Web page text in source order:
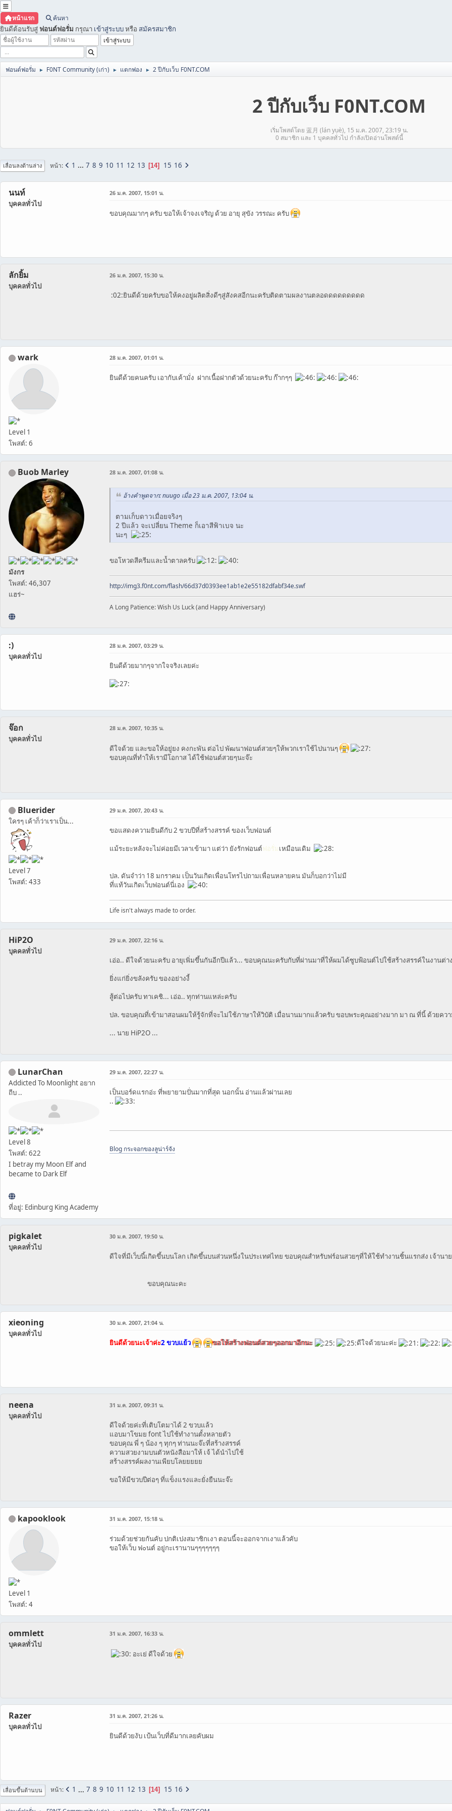
หน้าแรก ค้นหา
ยินดีต้อนรับสู่ ฟอนต์ฟอรั่ม กรุณา เข้าสู่ระบบหรือ สมัครสมาชิก
ฟอนต์ฟอรั่ม ► F0NT Community (เก่า) ► แตกฟอง ► 2 ปีกับเว็บ F0NT.COM
2 ปีกับเว็บ F0NT.COM
เริ่มโพสต์โดย 蓝月 (lán yuè), 15 ม.ค. 2007, 23:19 น.
0 สมาชิก และ 1 บุคคลทั่วไป กำลังเปิดอ่านโพสต์นี้
เลื่อนลงด้านล่าง หน้า 1 ... 7 8 9 10 11 12 13 14 15 16
นนท์
บุคคลทั่วไป
26 ม.ค. 2007, 15:01 น.
ขอบคุณมากๆ ครับ ขอให้เจ้าจงเจริญ ด้วย อายุ สุขัง วรรณะ ครับ
ลักยิ้ม
บุคคลทั่วไป
26 ม.ค. 2007, 15:30 น.
:02:ยินดีด้วยครับขอให้คงอยู่ผลิตสิ่งดีๆสู่สังคสอีกนะครับติดตามผลงานตลอดดดดดดดดด
wark
Level 1
โพสต์: 6
28 ม.ค. 2007, 01:01 น.
ยินดีด้วยคนครับ เอากับเค้ามั่ง ฝากเนื้อฝากตัวด้วยนะครับ ก๊ากๆๆ
Buob Marley
มังกร
โพสต์: 46,307
แฮร่~
28 ม.ค. 2007, 01:08 น.
อ้างคำพูดจาก: nuugo เมื่อ 23 ม.ค. 2007, 13:04 น.
ตามเก็บดาวเมื่อยจริงๆ
2 ปีแล้ว จะเปลี่ยน Theme ก็เอาสีฟ้าเบจ นะ
นะๆ
ขอโหวดสีครีมและน้ำตาลครับ
http://img3.f0nt.com/flash/66d37d0393ee1ab1e2e55182dfabf34e.swf
A Long Patience: Wish Us Luck (and Happy Anniversary)
:)
บุคคลทั่วไป
28 ม.ค. 2007, 03:29 น.
ยินดีด้วยมากๆจากใจจริงเลยค่ะ
จ๊อก
บุคคลทั่วไป
28 ม.ค. 2007, 10:35 น.
ดีใจด้วย และขอให้อยู่ยง คงกะพัน ต่อไป พัฒนาฟอนต์สวยๆให้พวกเราใช้ไปนานๆ
ขอบคุณที่ทำให้เรามีโอกาส ได้ใช้ฟอนต์สวยๆนะจ๊ะ
Bluerider
ใครๆ เค้าก็ว่าเราเป็น...
Level 7
โพสต์: 433
29 ม.ค. 2007, 20:43 น.
ขอแสดงความยินดีกับ 2 ขวบปีที่สร้างสรรค์ ของเว็บฟอนต์
แม้ระยะหลังจะไม่ค่อยมีเวลาเข้ามา แต่ว่า ยังรักฟอนต์ฟอรั่มเหมือนเดิม
ปล. ดันจำว่า 18 มกราคม เป็นวันเกิดเพื่อนโทรไปถามเพื่อนหลายคน มันก็บอกว่าไม่มี
ที่แท้วันเกิดเว็บฟอนต์นี่เอง
Life isn't always made to order.
HiP2O
บุคคลทั่วไป
29 ม.ค. 2007, 22:16 น.
เอ่อ.. ดีใจด้วยนะครับ อายุเพิ่มขึ้นกันอีกปีแล้ว... ขอบคุณนะครับกับที่ผ่านมาที่ให้ผมได้ซูบฟ้อนต์ไปใช้สร้างสรรค์ในงานต่า
ยิ่งแก่ยิ่งขลังครับ ของอย่างงี้
สู้ต่อไปครับ ทาเคชิ... เอ่อ.. ทุกท่านแหล่ะครับ
ปล. ขอบคุณที่เข้ามาสอนผมให้รู้จักที่จะไม่ใช้ภาษาให้วิบัติ เมื่อนานมากแล้วครับ ขอบพระคุณอย่างมาก มา ณ ที่นี้ ด้วยควา
... นาย HiP2O ...
LunarChan
Addicted To Moonlight อยาก
ถีบ ..
Level 8
โพสต์: 622
I betray my Moon Elf and
became to Dark Elf
ที่อยู่: Edinburg King Academy
29 ม.ค. 2007, 22:27 น.
เป็นบอร์ดแรกอ่ะ ที่พยายามปั่นมากที่สุด นอกนั้น อ่านแล้วผ่านเลย
..
Blog ​กระจอกของลูน่าร์จัง​​​
pigkalet
บุคคลทั่วไป
30 ม.ค. 2007, 19:50 น.
ดีใจที่มีเว็บนี้เกิดขึ้นบนโลก เกิดขึ้นบนส่วนหนึ่งในประเทศไทย ขอบคุณสำหรับฟร์อนสวยๆที่ให้ใช้ทำงานชิ้นแรกส่ง เจ้าน
ขอบคุณนะคะ
xieoning
บุคคลทั่วไป
30 ม.ค. 2007, 21:04 น.
ยินดีด้วยนะเจ้าค่ะ2 ขวบแย้ว ขอให้สร้างฟอนต์สวยๆออกมาอีกนะ ดีใจด้วยนะค่ะ
neena
บุคคลทั่วไป
31 ม.ค. 2007, 09:31 น.
ดีใจด้วยค่ะที่เติบโตมาได้ 2 ขวบแล้ว
แอบมาโขมย font ไปใช้ทำงานตั้งหลายตัว
ขอบคุณ พี่ ๆ น้อง ๆ ทุกๆ ท่านนะจ๊ะที่สร้างสรรค์
ความสวยงามบนตัวหนังสือมาให้ เจ้ ได้นำไปใช้
สร้างสรรค์ผลงานเพียบโลยยยยย
ขอให้มีขวบปีต่อๆ ที่แข็งแรงและยั่งยืนนะจ๊ะ
kapooklook
Level 1
โพสต์: 4
31 ม.ค. 2007, 15:18 น.
ร่วมด้วยช่วยกันคับ ปกติเปงสมาชิกเงา ตอนนี้จะออกจากเงาแล้วคับ
ขอให้เว็บ ฟ๐นต์ อยู่กะเรานานๆๆๆๆๆๆๆ
ommlett
บุคคลทั่วไป
31 ม.ค. 2007, 16:33 น.
อะเย่ ดีใจด้วย
Razer
บุคคลทั่วไป
31 ม.ค. 2007, 21:26 น.
ยินดีด้วยงับ เป้นเว็บที่ดีมากเลยคับผม
เลื่อนขึ้นด้านบน หน้า 1 ... 7 8 9 10 11 12 13 14 15 16